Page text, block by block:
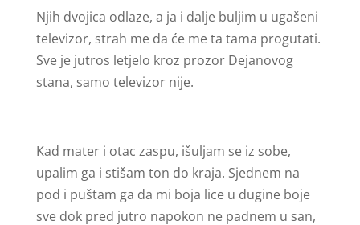
Njih dvojica odlaze, a ja i dalje buljim u ugašeni
televizor, strah me da će me ta tama progutati.
Sve je jutros letjelo kroz prozor Dejanovog
stana, samo televizor nije.
Kad mater i otac zaspu, išuljam se iz sobe,
upalim ga i stišam ton do kraja. Sjednem na
pod i puštam ga da mi boja lice u dugine boje
sve dok pred jutro napokon ne padnem u san,